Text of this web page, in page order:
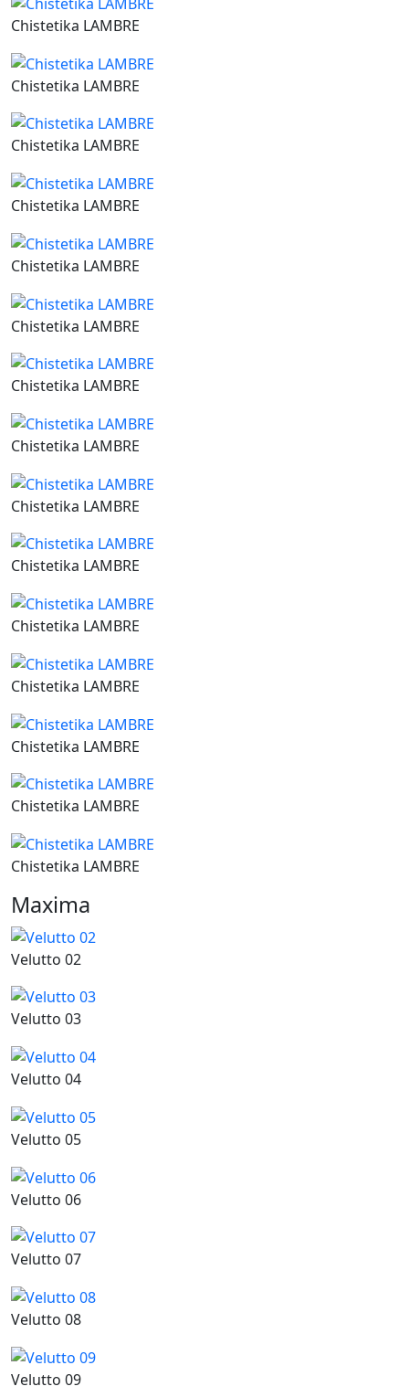
Chistetika LAMBRE
Chistetika LAMBRE
Chistetika LAMBRE
Chistetika LAMBRE
Chistetika LAMBRE
Chistetika LAMBRE
Chistetika LAMBRE
Chistetika LAMBRE
Chistetika LAMBRE
Chistetika LAMBRE
Chistetika LAMBRE
Chistetika LAMBRE
Chistetika LAMBRE
Chistetika LAMBRE
Chistetika LAMBRE
Maxima
Velutto 02
Velutto 03
Velutto 04
Velutto 05
Velutto 06
Velutto 07
Velutto 08
Velutto 09